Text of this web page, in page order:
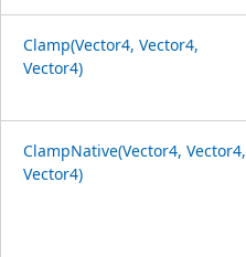
Clamp(Vector4, Vector4,
Vector4)
ClampNative(Vector4, Vector4,
Vector4)